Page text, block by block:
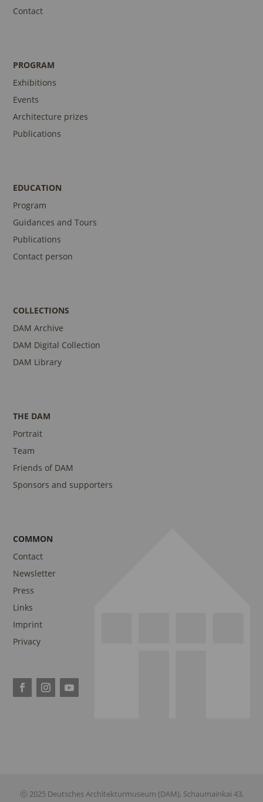
Contact
PROGRAM
Exhibitions
Events
Architecture prizes
Publications
EDUCATION
Program
Guidances and Tours
Publications
Contact person
COLLECTIONS
DAM Archive
DAM Digital Collection
DAM Library
THE DAM
Portrait
Team
Friends of DAM
Sponsors and supporters
COMMON
Contact
Newsletter
Press
Links
Imprint
Privacy
ⓒ 2025 Deutsches Architekturmuseum (DAM), Schaumainkai 43,